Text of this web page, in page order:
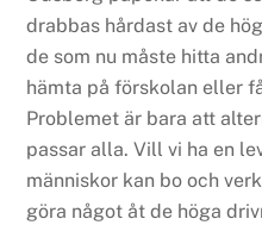
drabbas hårdast av de
de som nu måste hitta
hämta på förskolan eller
Problemet är bara att
passar alla. Vill vi ha en
människor kan bo och
göra något åt de höga